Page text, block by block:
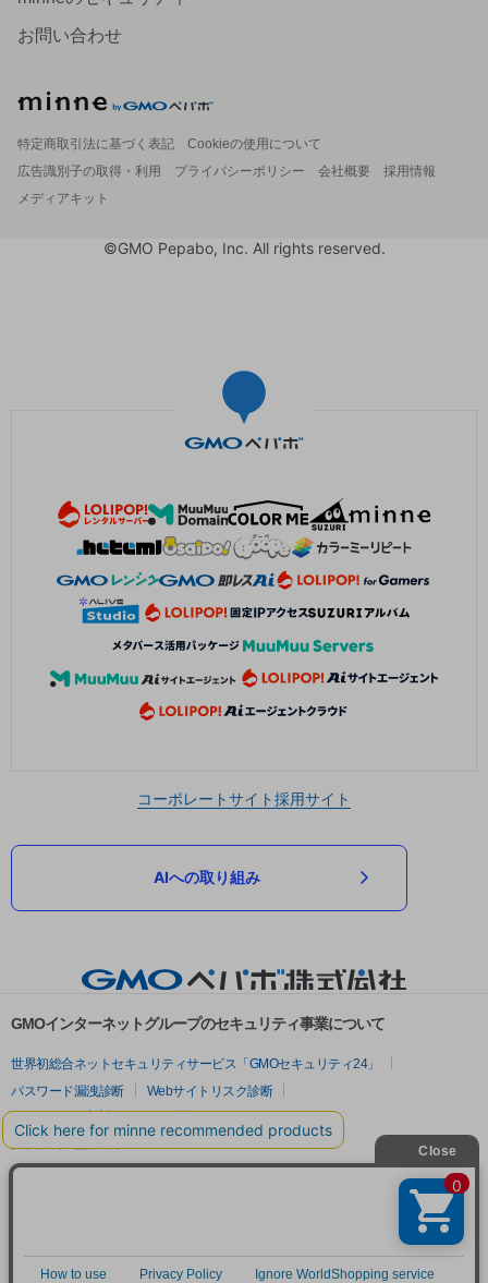
お問い合わせ
特定商取引法に基づく表記
Cookieの使用について
広告識別子の取得・利用
プライバシーポリシー 会社概要
採用情報
メディアキット
©GMO Pepabo, Inc. All rights reserved.
コーポレートサイト採用サイト
AIへの取り組み
GMOインターネットグループのセキュリティ事業について
世界初総合ネットセキュリティサービス「GMOセキュリティ24」
パスワード漏洩診断
Webサイトリスク診断
セキュリティ相談AIチャットボット
実在証明・盗聴対策
サイバー攻撃対策（GMOサイバーセキュリティ byイエラエ）